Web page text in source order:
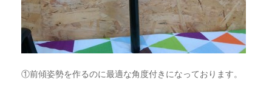
①前傾姿勢を作るのに最適な角度付きになっております。